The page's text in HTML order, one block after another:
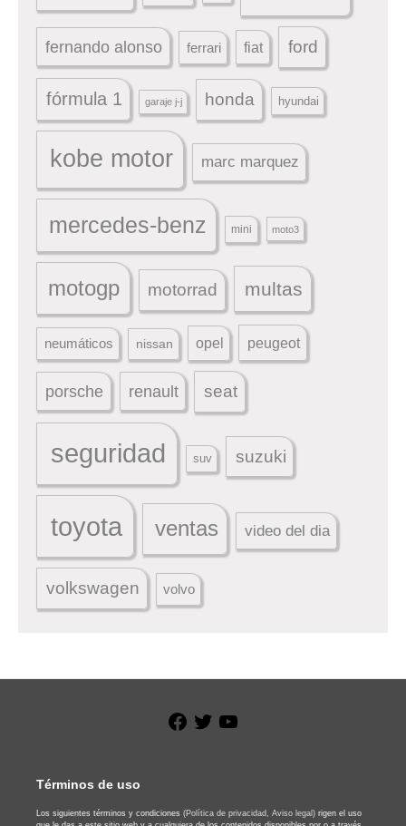
fernando alonso ferrari fiat ford
fórmula 1 garaje j-j honda hyundai
kobe motor marc marquez
mercedes-benz mini moto3
motogp motorrad multas
neumáticos nissan opel peugeot
porsche renault seat
seguridad suv suzuki
toyota ventas video del dia
volkswagen volvo
Facebook
Twitter
Términos de uso
Los siguientes términos y condiciones (Política de privacidad, Aviso legal) rigen el uso